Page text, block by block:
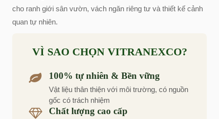
cho ranh giới sân vườn, vách ngăn riêng tư và thiết kế cảnh
quan tự nhiên.
VÌ SAO CHỌN VITRANEXCO?
100% tự nhiên & Bền vững
Vật liệu thân thiện với môi trường, có nguồn
gốc có trách nhiệm
Chất lượng cao cấp